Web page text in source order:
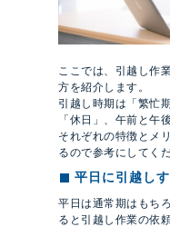
ここでは、引越し作
方を紹介します。
引越し時期は「繁忙
「休日」、午前と午
それぞれの特徴とメ
るので参考にしてくだ
平日に引越し
平日は通常期はもち
ると引越し作業の依